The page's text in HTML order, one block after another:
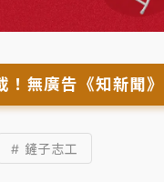
！無廣告《知新聞
# 鏟子志工